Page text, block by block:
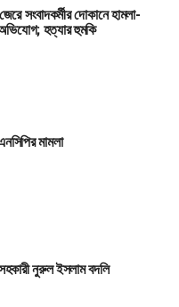
সংবাদকর্মীর দোকানে হামলা-
হত্যার হুমকি
মামলা
নুরুল ইসলাম বদলি